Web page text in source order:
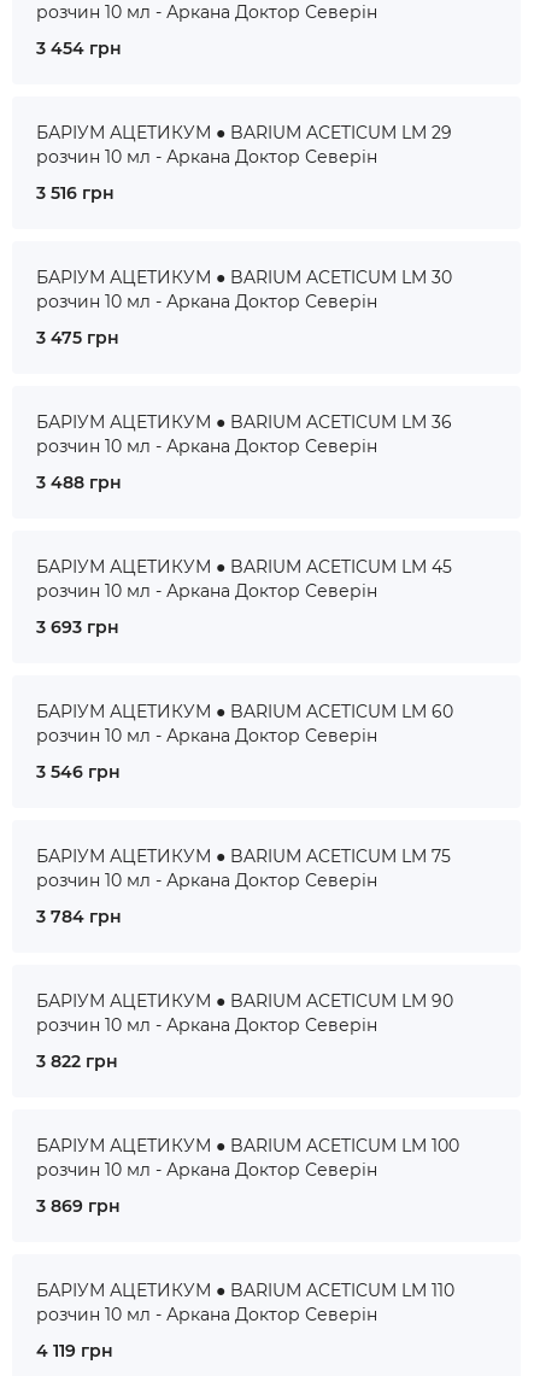
розчин 10 мл - Аркана Доктор Северін
3 454 грн
БАРІУМ АЦЕТИКУМ ● BARIUM ACETICUM LM 29
розчин 10 мл - Аркана Доктор Северін
3 516 грн
БАРІУМ АЦЕТИКУМ ● BARIUM ACETICUM LM 30
розчин 10 мл - Аркана Доктор Северін
3 475 грн
БАРІУМ АЦЕТИКУМ ● BARIUM ACETICUM LM 36
розчин 10 мл - Аркана Доктор Северін
3 488 грн
БАРІУМ АЦЕТИКУМ ● BARIUM ACETICUM LM 45
розчин 10 мл - Аркана Доктор Северін
3 693 грн
БАРІУМ АЦЕТИКУМ ● BARIUM ACETICUM LM 60
розчин 10 мл - Аркана Доктор Северін
3 546 грн
БАРІУМ АЦЕТИКУМ ● BARIUM ACETICUM LM 75
розчин 10 мл - Аркана Доктор Северін
3 784 грн
БАРІУМ АЦЕТИКУМ ● BARIUM ACETICUM LM 90
розчин 10 мл - Аркана Доктор Северін
3 822 грн
БАРІУМ АЦЕТИКУМ ● BARIUM ACETICUM LM 100
розчин 10 мл - Аркана Доктор Северін
3 869 грн
БАРІУМ АЦЕТИКУМ ● BARIUM ACETICUM LM 110
розчин 10 мл - Аркана Доктор Северін
4 119 грн